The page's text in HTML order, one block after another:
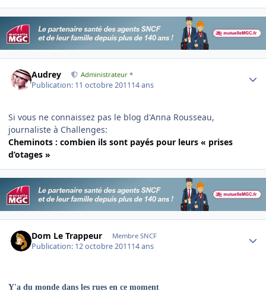
Audrey Administrateur *
Publication: 11 octobre 201114 ans
Si vous ne connaissez pas le blog d'Anna Rousseau,
journaliste à Challenges:
Cheminots : combien ils sont payés pour leurs « prises
d’otages »
Dom Le Trappeur Membre SNCF
Publication: 12 octobre 201114 ans
Y'a du monde dans les rues en ce moment